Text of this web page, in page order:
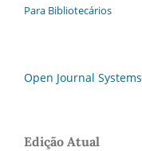
Para Bibliotecários
Open Journal Systems
Edição Atual